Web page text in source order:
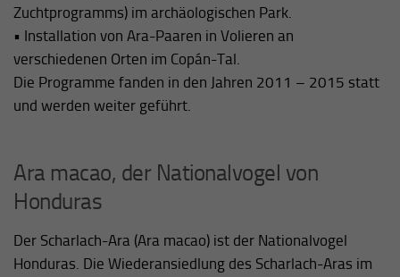
Zuchtprogramms) im archäologischen Park.
• Installation von Ara-Paaren in Volieren an
verschiedenen Orten im Copán-Tal.
Die Programme fanden in den Jahren 2011 – 2015 statt
und werden weiter geführt.
Ara macao, der Nationalvogel von
Honduras
Der Scharlach-Ara (Ara macao) ist der Nationalvogel
Honduras. Die Wiederansiedlung des Scharlach-Aras im